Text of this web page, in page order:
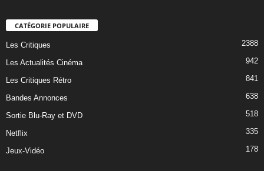
CATÉGORIE POPULAIRE
Les Critiques 2388
Les Actualités Cinéma 942
Les Critiques Rétro 841
Bandes Annonces 638
Sortie Blu-Ray et DVD 518
Netflix 335
Jeux-Vidéo 178